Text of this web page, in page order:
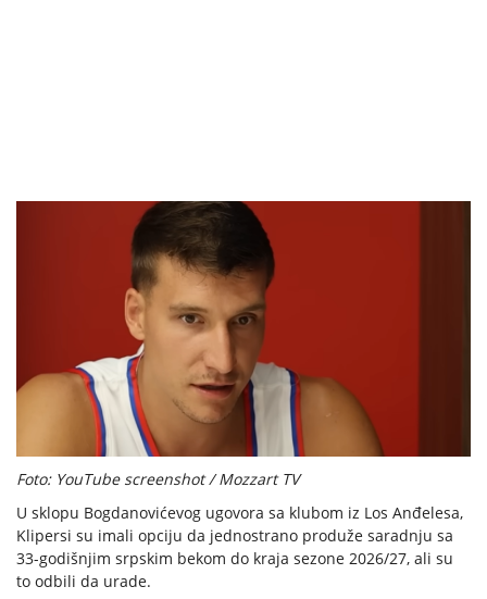
Foto: YouTube screenshot / Mozzart TV
U sklopu Bogdanovićevog ugovora sa klubom iz Los Anđelesa,
Klipersi su imali opciju da jednostrano produže saradnju sa
33-godišnjim srpskim bekom do kraja sezone 2026/27, ali su
to odbili da urade.